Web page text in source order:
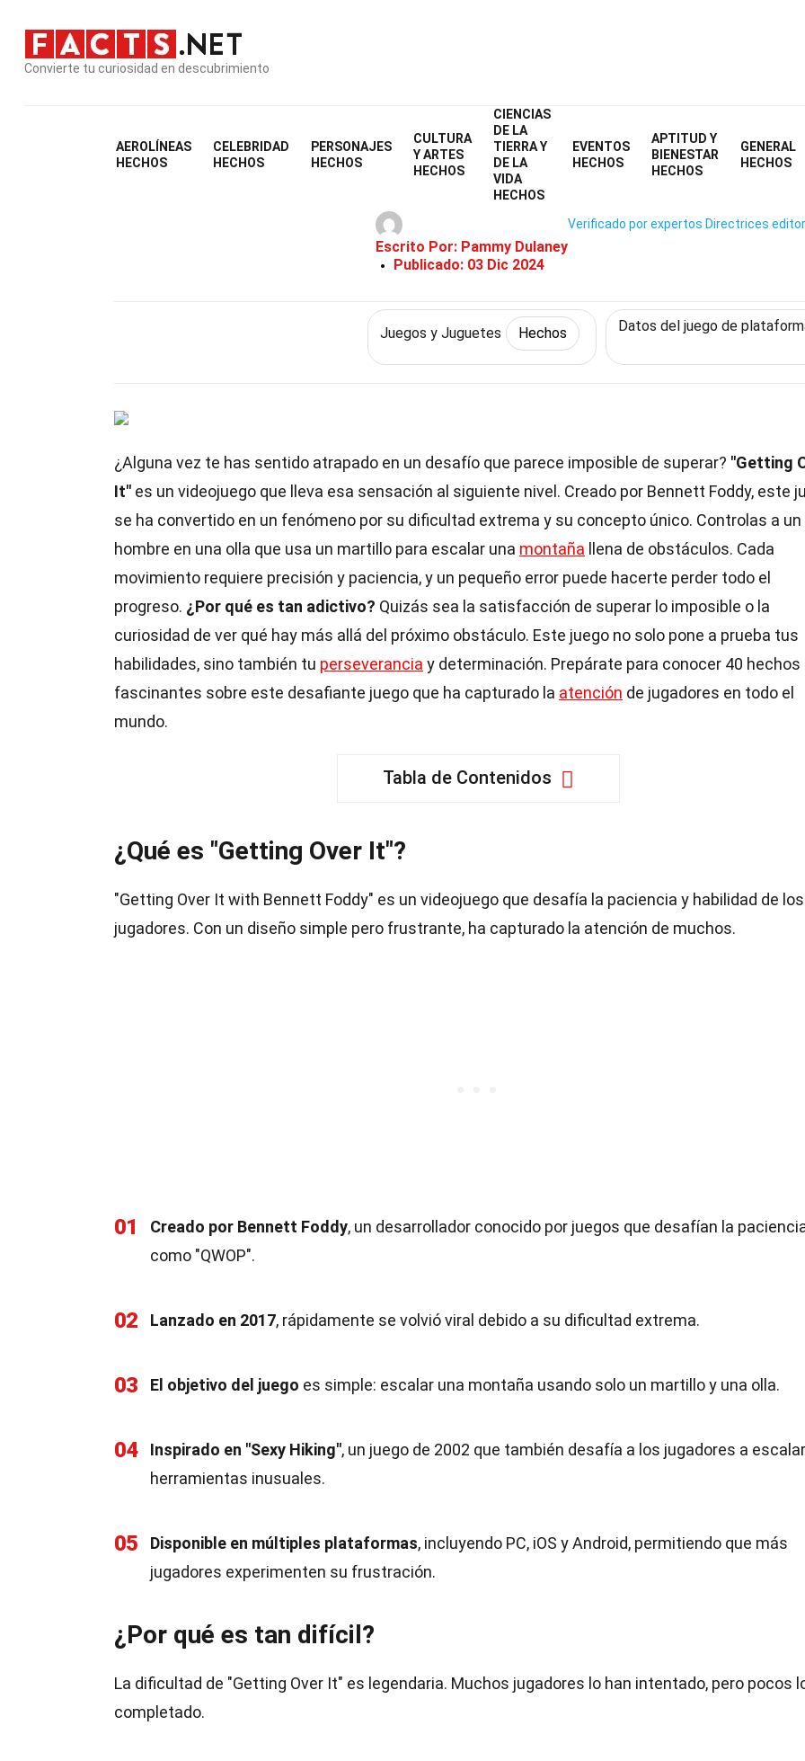
Convierte tu curiosidad en descubrimiento
AEROLÍNEAS
HECHOS
CELEBRIDAD
HECHOS
PERSONAJES
HECHOS
CULTURA
Y ARTES
HECHOS
CIENCIAS
DE LA
TIERRA Y
DE LA
VIDA
HECHOS
EVENTOS
HECHOS
APTITUD Y
BIENESTAR
HECHOS
GENERAL
HECHOS
Cultura y Artes
40 Hechos Sobre Getting Over It:
Escrito Por: Pammy Dulaney
Publicado: 03 Dic 2024
Verificado por expertos Directrices
Juegos y Juguetes Hechos Datos del juego de
¿Alguna vez te has sentido atrapado en un desafío que parece imposible de superar? "Getting
It" es un videojuego que lleva esa sensación al siguiente nivel. Creado por Bennett Foddy, este
se ha convertido en un fenómeno por su dificultad extrema y su concepto único. Controlas a un
hombre en una olla que usa un martillo para escalar una montaña llena de obstáculos. Cada
movimiento requiere precisión y paciencia, y un pequeño error puede hacerte perder todo el
progreso. ¿Por qué es tan adictivo? Quizás sea la satisfacción de superar lo imposible o la
curiosidad de ver qué hay más allá del próximo obstáculo. Este juego no solo pone a prueba tus
habilidades, sino también tu perseverancia y determinación. Prepárate para conocer 40 hechos
fascinantes sobre este desafiante juego que ha capturado la atención de jugadores en todo el
mundo.
Tabla de Contenidos
¿Qué es "Getting Over It"?
"Getting Over It with Bennett Foddy" es un videojuego que desafía la paciencia y habilidad de los
jugadores. Con un diseño simple pero frustrante, ha capturado la atención de muchos.
01 Creado por Bennett Foddy, un desarrollador conocido por juegos que desafían la
como "QWOP".
02 Lanzado en 2017, rápidamente se volvió viral debido a su dificultad extrema.
03 El objetivo del juego es simple: escalar una montaña usando solo un martillo y una olla.
04 Inspirado en "Sexy Hiking", un juego de 2002 que también desafía a los jugadores a
herramientas inusuales.
05 Disponible en múltiples plataformas, incluyendo PC, iOS y Android, permitiendo que más
jugadores experimenten su frustración.
¿Por qué es tan difícil?
La dificultad de "Getting Over It" es legendaria. Muchos jugadores lo han intentado, pero pocos
completado.